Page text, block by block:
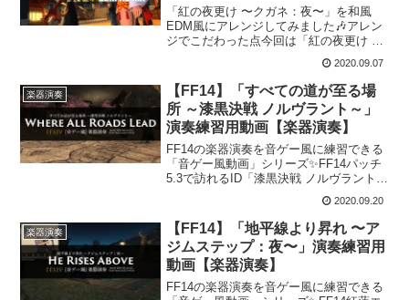
「紅の夜更け 〜クガネ：夜〜」を和風
EDM風にアレンジしてみました🎶アレン
ジでこだわった点今回は「紅の夜更け 〜
いう形で、夏の終りの季節を感じられる
ようなアレンジにしてみました！現在
EDMの勉強...
2020.09.07
楽器演奏
【FF14】「すべての道が至る場
所 ～漆黒決戦 ノルヴラント～」
演奏練習用動画【楽器演奏】
FF14の楽器演奏を音ゲー風に練習できる
「音ゲー風動画」シリーズ✨FF14パッチ
5.3で訪れるID「漆黒決戦 ノルヴラント」
の楽器演奏練習ができる動画を紹介しま
す！演奏練習動画▼FF14 すべての道が
至...
2020.09.20
楽器演奏
【FF14】「地平線より昇れ 〜ア
ジムステップ：夜〜」演奏練習用
動画【楽器演奏】
FF14の楽器演奏を音ゲー風に練習できる